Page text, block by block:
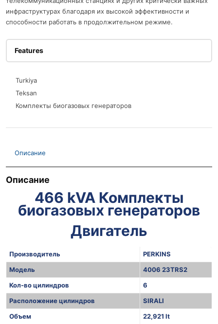
инфраструктурах благодаря их высокой эффективности и
способности работать в продолжительном режиме.
Features
Turkiya
Teksan
Комплекты биогазовых генераторов
Описание
Описание
466 kVA Комплекты
биогазовых генераторов
Двигатель
Производитель
PERKINS
Модель
4006 23TRS2
Кол-во цилиндров
6
Расположение цилиндров
SIRALI
Объем
22,921 lt